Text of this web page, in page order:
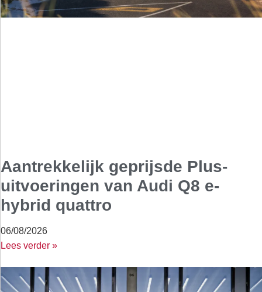
Aantrekkelijk geprijsde Plus-
uitvoeringen van Audi Q8 e-
hybrid quattro
06/08/2026
Lees verder »